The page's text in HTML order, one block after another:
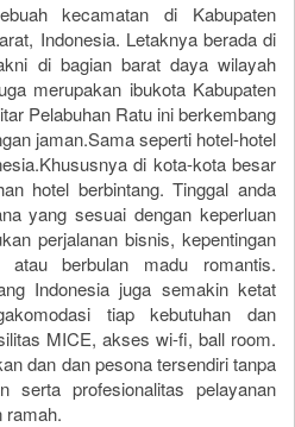
kecamatan di Kabupaten
Indonesia. Letaknya berada di
di bagian barat daya wilayah
merupakan ibukota Kabupaten
Pelabuhan Ratu ini berkembang
jaman.Sama seperti hotel-hotel
di kota-kota besar
hotel berbintang. Tinggal anda
yang sesuai dengan keperluan
perjalanan bisnis, kepentingan
atau berbulan madu romantis.
Indonesia juga semakin ketat
tiap kebutuhan dan
MICE, akses wi-fi, ball room.
dan dan pesona tersendiri tanpa
serta profesionalitas pelayanan
ramah.